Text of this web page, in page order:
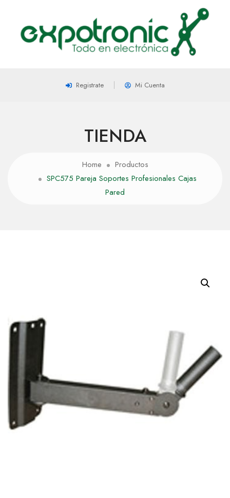
Registrate Mi Cuenta
TIENDA
Home
Productos
SPC575 Pareja Soportes Profesionales Cajas
Pared